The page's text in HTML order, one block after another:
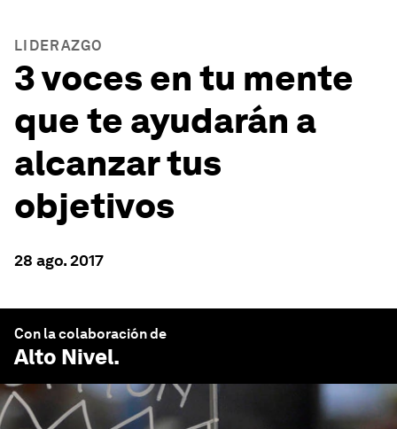
LIDERAZGO
3 voces en tu mente
que te ayudarán a
alcanzar tus
objetivos
28 ago. 2017
Con la colaboración de
Alto Nivel.